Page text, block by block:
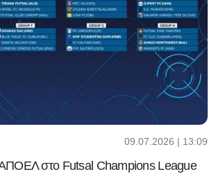
09.07.2026 | 13:09
ΑΠΟΕΛ στο Futsal Champions League